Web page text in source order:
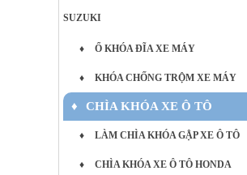
SUZUKI
♦ Ổ KHÓA ĐĨA XE MÁY
♦ KHÓA CHỐNG TRỘM XE MÁY
♦ CHÌA KHÓA XE Ô TÔ
♦ LÀM CHÌA KHÓA GẬP XE Ô TÔ
♦ CHÌA KHÓA XE Ô TÔ HONDA